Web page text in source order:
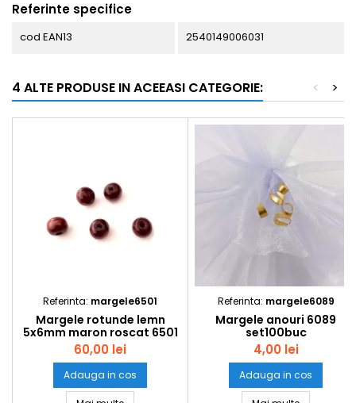
Referinte specifice
cod EAN13 2540149006031
4 ALTE PRODUSE IN ACEEASI CATEGORIE: >
<
Referinta: margele6501
Margele rotunde lemn
5x6mm maron roscat 6501
set1kg
60,00 lei
Adauga in cos
Referinta: margele6089
Margele anouri 6089
set100buc
4,00 lei
Adauga in cos